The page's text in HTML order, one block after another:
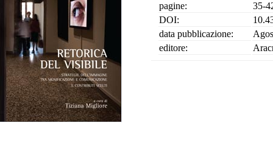
pagine:
35-
DOI:
data pubblicazione:
editore: